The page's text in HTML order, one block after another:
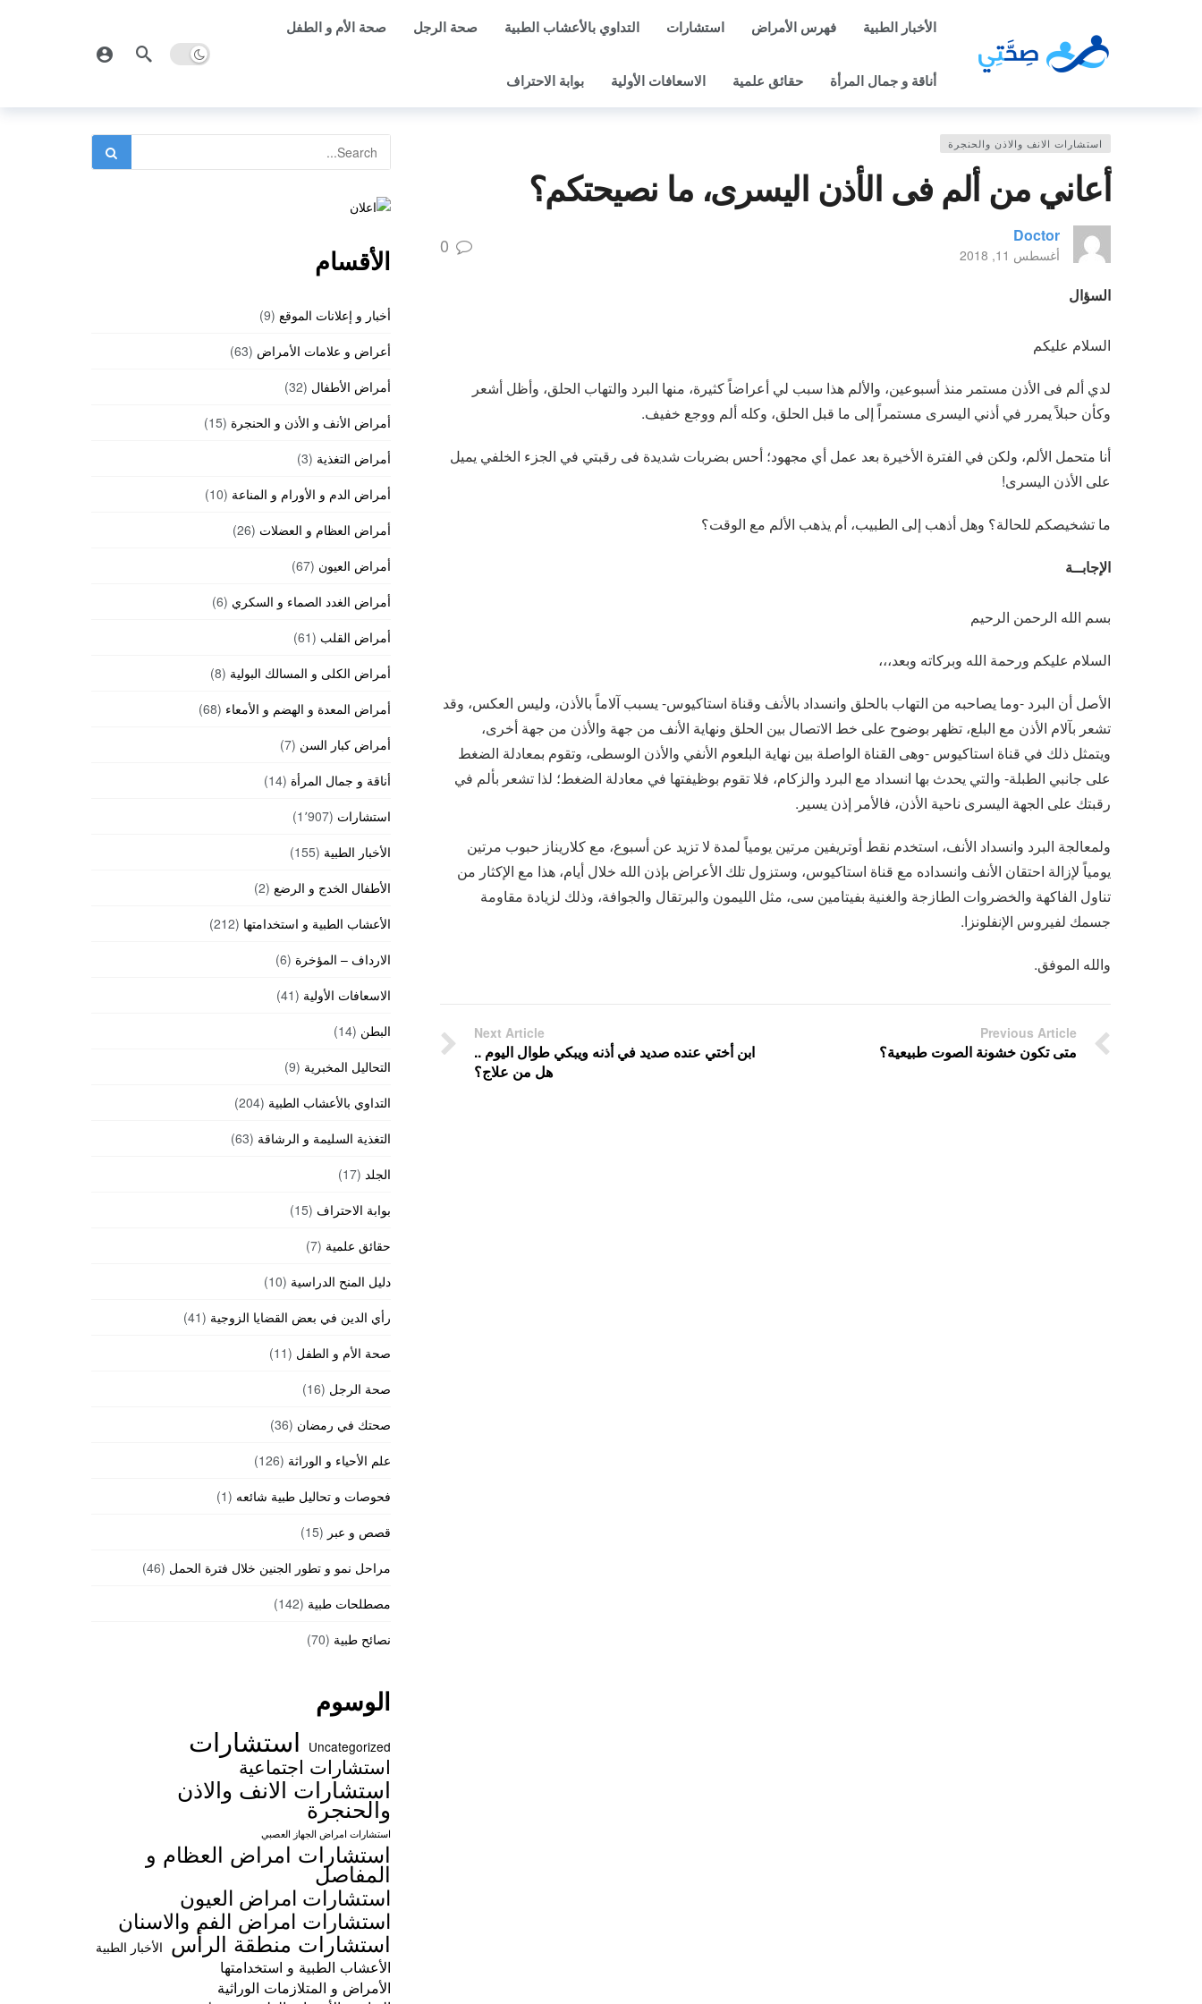
الأخبار الطبية فهرس الأمراض استشارات التداوي بالأعشاب الطبية صحة الرجل صحة الأم و الطفل
أناقة و جمال المرأة حقائق علمية الاسعافات الأولية بوابة الاحتراف
استشارات الانف والاذن والحنجرة
أعاني من ألم فى الأذن اليسرى، ما نصيحتكم؟
Doctor
أغسطس 11, 2018 0
السؤال
السلام عليكم
لدي ألم فى الأذن مستمر منذ أسبوعين، والألم هذا سبب لي أعراضاً كثيرة، منها البرد والتهاب الحلق، وأظل أشعر
وكأن حبلاً يمرر في أذني اليسرى مستمراً إلى ما قبل الحلق، وكله ألم ووجع خفيف.
أنا متحمل الألم، ولكن في الفترة الأخيرة بعد عمل أي مجهود؛ أحس بضربات شديدة فى رقبتي في الجزء الخلفي يميل
على الأذن اليسرى!
ما تشخيصكم للحالة؟ وهل أذهب إلى الطبيب، أم يذهب الألم مع الوقت؟
الإجابــة
بسم الله الرحمن الرحيم
السلام عليكم ورحمة الله وبركاته وبعد،،،
الأصل أن البرد -وما يصاحبه من التهاب بالحلق وانسداد بالأنف وقناة استاكيوس- يسبب آلاماً بالأذن، وليس العكس، وقد
تشعر بآلام الأذن مع البلع، تظهر بوضوح على خط الاتصال بين الحلق ونهاية الأنف من جهة والأذن من جهة أخرى،
ويتمثل ذلك في قناة استاكيوس -وهى القناة الواصلة بين نهاية البلعوم الأنفي والأذن الوسطى، وتقوم بمعادلة الضغط
على جانبي الطبلة- والتي يحدث بها انسداد مع البرد والزكام، فلا تقوم بوظيفتها في معادلة الضغط؛ لذا تشعر بألم في
رقبتك على الجهة اليسرى ناحية الأذن، فالأمر إذن يسير.
ولمعالجة البرد وانسداد الأنف، استخدم نقط أوتريفين مرتين يومياً لمدة لا تزيد عن أسبوع، مع كلاريناز حبوب مرتين
يومياً لإزالة احتقان الأنف وانسداده مع قناة استاكيوس، وستزول تلك الأعراض بإذن الله خلال أيام، هذا مع الإكثار من
تناول الفاكهة والخضروات الطازجة والغنية بفيتامين سى، مثل الليمون والبرتقال والجوافة، وذلك لزيادة مقاومة
جسمك لفيروس الإنفلونزا.
والله الموفق.
Previous Article
متى تكون خشونة الصوت طبيعية؟
Next Article
ابن أختي عنده صديد في أذنه ويبكي طوال اليوم ..
هل من علاج؟
الأقسام
أخبار و إعلانات الموقع (9)
أعراض و علامات الأمراض (63)
أمراض الأطفال (32)
أمراض الأنف و الأذن و الحنجرة (15)
أمراض التغذية (3)
أمراض الدم و الأورام و المناعة (10)
أمراض العظام و العضلات (26)
أمراض العيون (67)
أمراض الغدد الصماء و السكري (6)
أمراض القلب (61)
أمراض الكلى و المسالك البولية (8)
أمراض المعدة و الهضم و الأمعاء (68)
أمراض كبار السن (7)
أناقة و جمال المرأة (14)
استشارات (1٬907)
الأخبار الطبية (155)
الأطفال الخدج و الرضع (2)
الأعشاب الطبية و استخدامتها (212)
الارداف – المؤخرة (6)
الاسعافات الأولية (41)
البطن (14)
التحاليل المخبرية (9)
التداوي بالأعشاب الطبية (204)
التغذية السليمة و الرشاقة (63)
الجلد (17)
بوابة الاحتراف (15)
حقائق علمية (7)
دليل المنح الدراسية (10)
رأي الدين في بعض القضايا الزوجية (41)
صحة الأم و الطفل (11)
صحة الرجل (16)
صحتك في رمضان (36)
علم الأحياء و الوراثة (126)
فحوصات و تحاليل طبية شائعه (1)
قصص و عبر (15)
مراحل نمو و تطور الجنين خلال فترة الحمل (46)
مصطلحات طبية (142)
نصائح طبية (70)
الوسوم
Uncategorized استشارات
استشارات اجتماعية
استشارات الانف والاذن
والحنجرة
استشارات امراض الجهاز العصبي
استشارات امراض العظام و
المفاصل
استشارات امراض العيون
استشارات امراض الفم والاسنان
استشارات منطقة الرأس الأخبار الطبية
الأعشاب الطبية و استخدامتها
الأمراض و المتلازمات الوراثية